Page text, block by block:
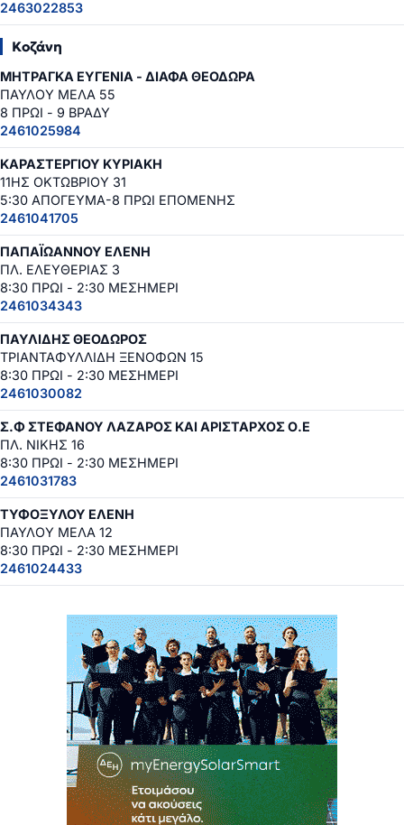
2463022853
Κοζάνη
ΜΗΤΡΑΓΚΑ ΕΥΓΕΝΙΑ - ΔΙΑΦΑ ΘΕΟΔΩΡΑ
ΠΑΥΛΟΥ ΜΕΛΑ 55
8 ΠΡΩΙ - 9 ΒΡΑΔΥ
2461025984
ΚΑΡΑΣΤΕΡΓΙΟΥ ΚΥΡΙΑΚΗ
11ΗΣ ΟΚΤΩΒΡΙΟΥ 31
5:30 ΑΠΟΓΕΥΜΑ-8 ΠΡΩΙ ΕΠΟΜΕΝΗΣ
2461041705
ΠΑΠΑΪΩΑΝΝΟΥ ΕΛΕΝΗ
ΠΛ. ΕΛΕΥΘΕΡΙΑΣ 3
8:30 ΠΡΩΙ - 2:30 ΜΕΣΗΜΕΡΙ
2461034343
ΠΑΥΛΙΔΗΣ ΘΕΟΔΩΡΟΣ
ΤΡΙΑΝΤΑΦΥΛΛΙΔΗ ΞΕΝΟΦΩΝ 15
8:30 ΠΡΩΙ - 2:30 ΜΕΣΗΜΕΡΙ
2461030082
Σ.Φ ΣΤΕΦΑΝΟΥ ΛΑΖΑΡΟΣ ΚΑΙ ΑΡΙΣΤΑΡΧΟΣ Ο.Ε
ΠΛ. ΝΙΚΗΣ 16
8:30 ΠΡΩΙ - 2:30 ΜΕΣΗΜΕΡΙ
2461031783
ΤΥΦΟΞΥΛΟΥ ΕΛΕΝΗ
ΠΑΥΛΟΥ ΜΕΛΑ 12
8:30 ΠΡΩΙ - 2:30 ΜΕΣΗΜΕΡΙ
2461024433